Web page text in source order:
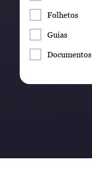
Folhetos
Guias
Documentos